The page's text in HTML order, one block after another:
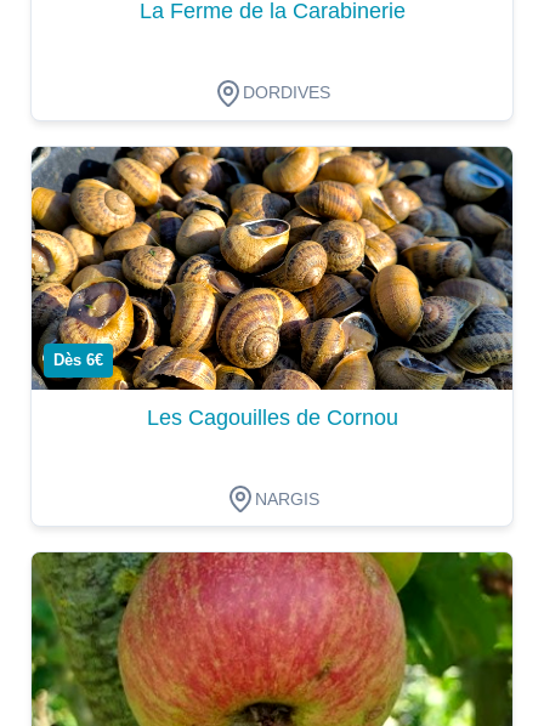
La Ferme de la Carabinerie
DORDIVES
Dégustation
Dès 6€
Les Cagouilles de Cornou
NARGIS
Dégustation